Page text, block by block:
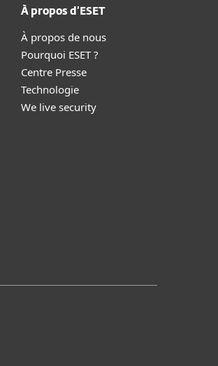
À propos d’ESET
À propos de nous
Pourquoi ESET ?
Centre Presse
Technologie
We live security